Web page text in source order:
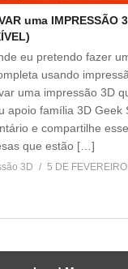
uma IMPRESSÃO
eu pretendo fazer
usando
uma impressão 3D
apoio família 3D Geek
e compartilhe
que estão […]
3D
5 DE